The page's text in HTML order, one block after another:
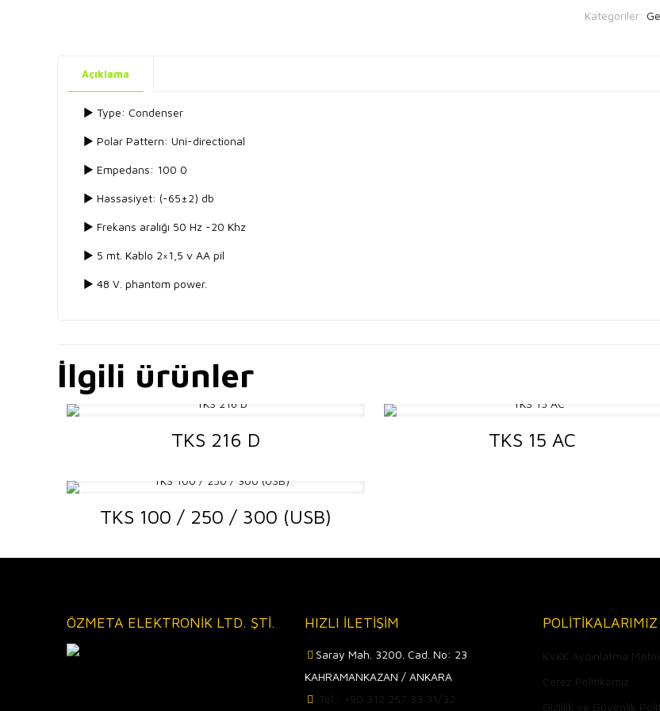
Kategoriler:
Açıklama
► Type: Condenser
► Polar Pattern: Uni-directional
► Empedans: 100 0
► Hassasiyet: (-65±2) db
► Frekans aralığı 50 Hz -20 Khz
► 5 mt. Kablo 2×1,5 v AA pil
► 48 V. phantom power.
İlgili ürünler
TKS 216 D TKS 15 AC
TKS 100 / 250 / 300 (USB)
ÖZMETA ELEKTRONİK LTD. ŞTİ. HIZLI İLETİŞİM
Saray Mah. 3200. Cad. No: 23
KAHRAMANKAZAN / ANKARA
Tel : +90 312 257 33 31/32
POLİTİKALARIMIZ
KVKK Aydınlatma Metni
Çerez Politikamız
Gizlilik ve Güvenlik